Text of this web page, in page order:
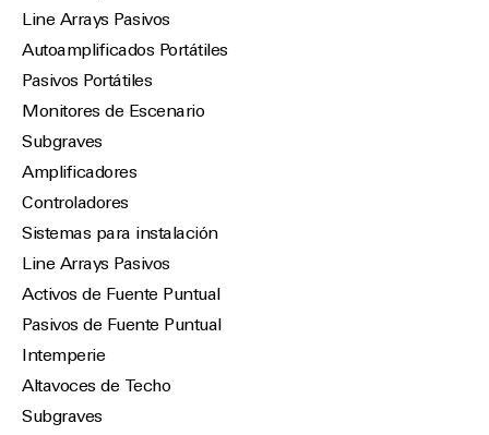
Line Arrays Pasivos
Autoamplificados Portátiles
Pasivos Portátiles
Monitores de Escenario
Subgraves
Amplificadores
Controladores
Sistemas para instalación
Line Arrays Pasivos
Activos de Fuente Puntual
Pasivos de Fuente Puntual
Intemperie
Altavoces de Techo
Subgraves